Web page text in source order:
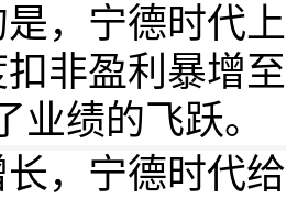
，宁德时代
非盈利暴增
业绩的飞跃。
，宁德时代